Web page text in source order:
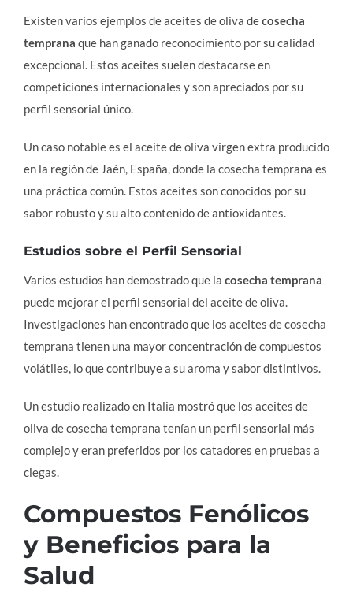
Existen varios ejemplos de aceites de oliva decosecha
temprana que han ganado reconocimiento por su calidad
excepcional. Estos aceites suelen destacarse en
competiciones internacionales y son apreciados por su
perfil sensorial único.
Un caso notable es el aceite de oliva virgen extra producido
en la región de Jaén, España, donde la cosecha temprana es
una práctica común. Estos aceites son conocidos por su
sabor robusto y su alto contenido de antioxidantes.
Estudios sobre el Perfil Sensorial
Varios estudios han demostrado que la cosecha temprana
puede mejorar el perfil sensorial del aceite de oliva.
Investigaciones han encontrado que los aceites de cosecha
temprana tienen una mayor concentración de compuestos
volátiles, lo que contribuye a su aroma y sabor distintivos.
Un estudio realizado en Italia mostró que los aceites de
oliva de cosecha temprana tenían un perfil sensorial más
complejo y eran preferidos por los catadores en pruebas a
ciegas.
Compuestos Fenólicos
y Beneficios para la
Salud